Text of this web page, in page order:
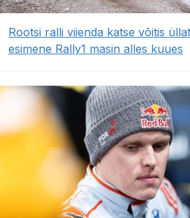
Rootsi ralli viienda katse võitis
esimene Rally1 masin alles kuues